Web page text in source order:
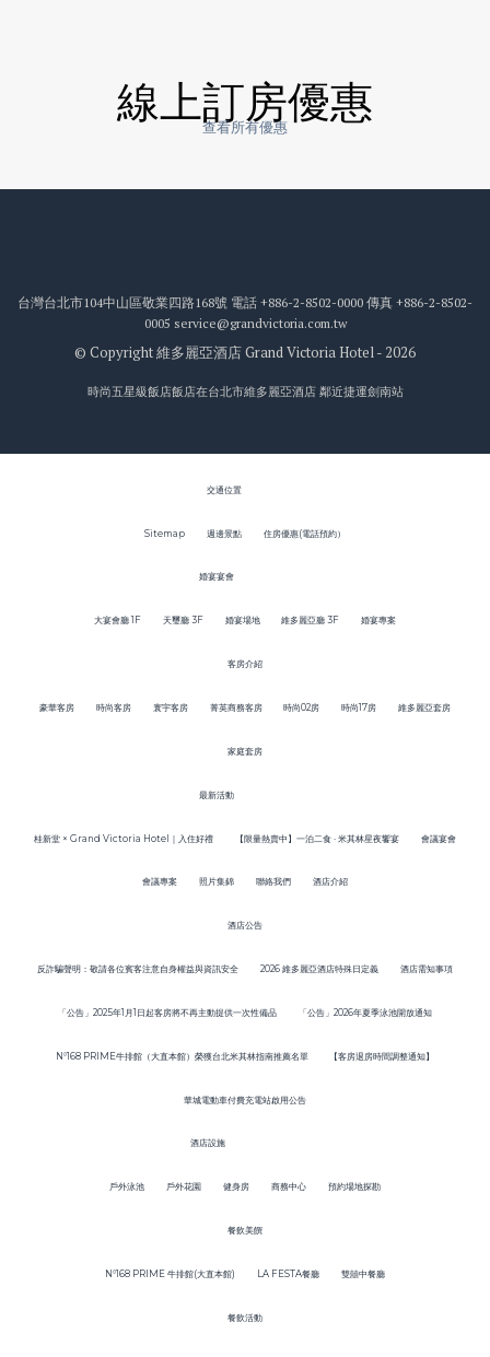
線上訂房優惠
查看所有優惠
台灣台北市104中山區敬業四路168號 電話 +886-2-8502-0000 傳真 +886-2-8502-
0005 service@grandvictoria.com.tw
© Copyright 維多麗亞酒店 Grand Victoria Hotel - 2026
時尚五星級飯店飯店在台北市維多麗亞酒店 鄰近捷運劍南站
Sitemap
交通位置
週邊景點 住房優惠(電話預約）
婚宴宴會
大宴會廳 1F 天璽廳 3F 婚宴場地 維多麗亞廳 3F 婚宴專案
客房介紹
豪華客房 時尚客房 寰宇客房 菁英商務客房 時尚02房 時尚17房 維多麗亞套房
家庭套房
最新活動
桂新堂 × Grand Victoria Hotel｜入住好禮 【限量熱賣中】一泊二食 · 米其林星夜饗宴 會議宴會
會議專案 照片集錦 聯絡我們 酒店介紹
酒店公告
反詐騙聲明：敬請各位賓客注意自身權益與資訊安全 2026 維多麗亞酒店特殊日定義 酒店需知事項
「公告」2025年1月1日起客房將不再主動提供一次性備品 「公告」2026年夏季泳池開放通知
N°168 PRIME牛排館（大直本館）榮獲台北米其林指南推薦名單 【客房退房時間調整通知】
華城電動車付費充電站啟用公告
酒店設施
戶外泳池 戶外花園 健身房 商務中心 預約場地探勘
餐飲美饌
N°168 PRIME 牛排館(大直本館) LA FESTA餐廳 雙囍中餐廳
餐飲活動